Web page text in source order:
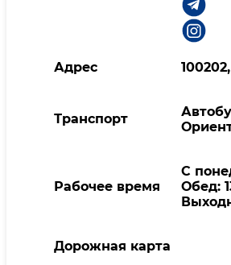
Адрес
Транспорт
Рабочее время
С
Обед:
Дорожная карта